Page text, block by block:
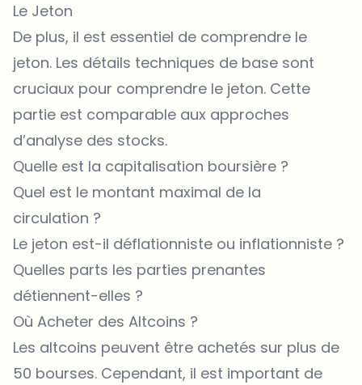
Le Jeton
De plus, il est essentiel de comprendre le
jeton. Les détails techniques de base sont
cruciaux pour comprendre le jeton. Cette
partie est comparable aux approches
d’analyse des stocks.
Quelle est la capitalisation boursière ?
Quel est le montant maximal de la
circulation ?
Le jeton est-il déflationniste ou inflationniste ?
Quelles parts les parties prenantes
détiennent-elles ?
Où Acheter des Altcoins ?
Les altcoins peuvent être achetés sur plus de
50 bourses. Cependant, il est important de